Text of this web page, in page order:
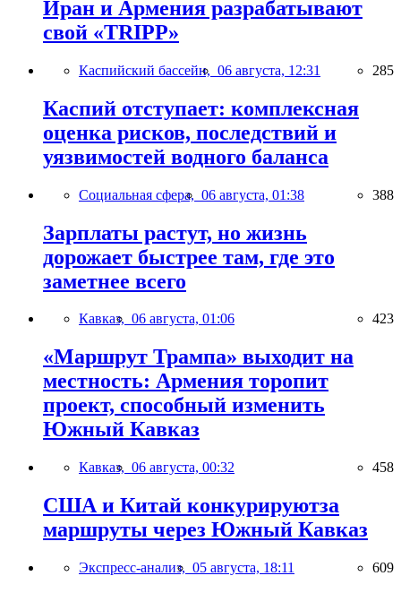
Иран и Армения разрабатывают
свой «TRIPP»
Каспийский бассейн, 06 августа, 12:31 285
Каспий отступает: комплексная
оценка рисков, последствий и
уязвимостей водного баланса
Социальная сфера, 06 августа, 01:38 388
Зарплаты растут, но жизнь
дорожает быстрее там, где это
заметнее всего
Кавказ, 06 августа, 01:06 423
«Маршрут Трампа» выходит на
местность: Армения торопит
проект, способный изменить
Южный Кавказ
Кавказ, 06 августа, 00:32 458
США и Китай конкурируютза
маршруты через Южный Кавказ
Экспресс-анализ, 05 августа, 18:11 609